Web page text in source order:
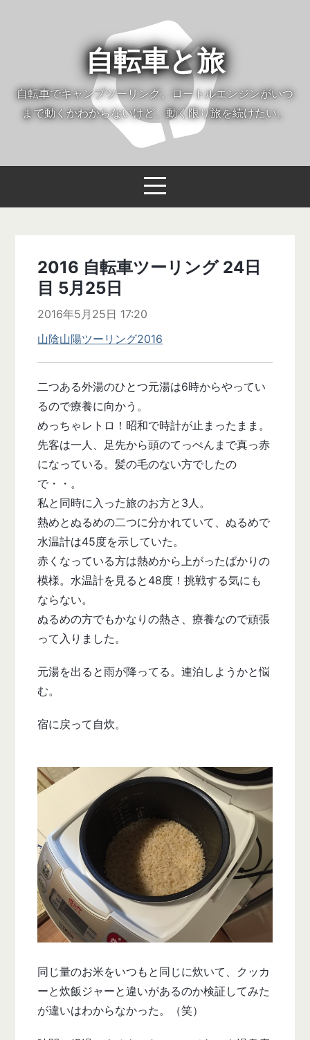
自転車と旅
自転車でキャンプツーリング。ロートルエンジンがいつ
まで動くかわからないけど、動く限り旅を続けたい。
2016 自転車ツーリング 24日
目 5月25日
2016年5月25日 17:20
山陰山陽ツーリング2016
二つある外湯のひとつ元湯は6時からやってい
るので療養に向かう。
めっちゃレトロ！昭和で時計が止まったまま。
先客は一人、足先から頭のてっぺんまで真っ赤
になっている。髪の毛のない方でしたの
で・・。
私と同時に入った旅のお方と3人。
熱めとぬるめの二つに分かれていて、ぬるめで
水温計は45度を示していた。
赤くなっている方は熱めから上がったばかりの
模様。水温計を見ると48度！挑戦する気にも
ならない。
ぬるめの方でもかなりの熱さ、療養なので頑張
って入りました。
元湯を出ると雨が降ってる。連泊しようかと悩
む。
宿に戻って自炊。
同じ量のお米をいつもと同じに炊いて、クッカ
ーと炊飯ジャーと違いがあるのか検証してみた
が違いはわからなかった。（笑）